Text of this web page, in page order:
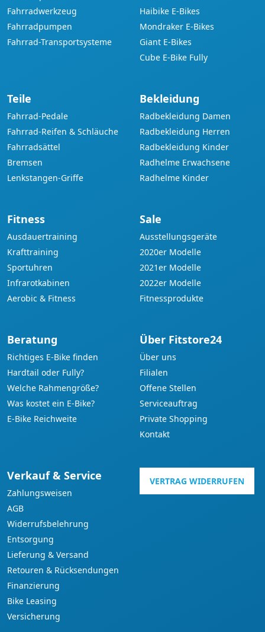
Fahrradwerkzeug
Fahrradpumpen
Fahrrad-Transportsysteme
Haibike E-Bikes
Mondraker E-Bikes
Giant E-Bikes
Cube E-Bike Fully
Teile
Fahrrad-Pedale
Fahrrad-Reifen & Schläuche
Fahrradsättel
Bremsen
Lenkstangen-Griffe
Bekleidung
Radbekleidung Damen
Radbekleidung Herren
Radbekleidung Kinder
Radhelme Erwachsene
Radhelme Kinder
Fitness
Ausdauertraining
Krafttraining
Sportuhren
Infrarotkabinen
Aerobic & Fitness
Sale
Ausstellungsgeräte
2020er Modelle
2021er Modelle
2022er Modelle
Fitnessprodukte
Beratung
Richtiges E-Bike finden
Hardtail oder Fully?
Welche Rahmengröße?
Was kostet ein E-Bike?
E-Bike Reichweite
Über Fitstore24
Über uns
Filialen
Offene Stellen
Serviceauftrag
Private Shopping
Kontakt
Verkauf & Service
Zahlungsweisen
AGB
Widerrufsbelehrung
Entsorgung
Lieferung & Versand
Retouren & Rücksendungen
Finanzierung
Bike Leasing
Versicherung
VERTRAG WIDERRUFEN